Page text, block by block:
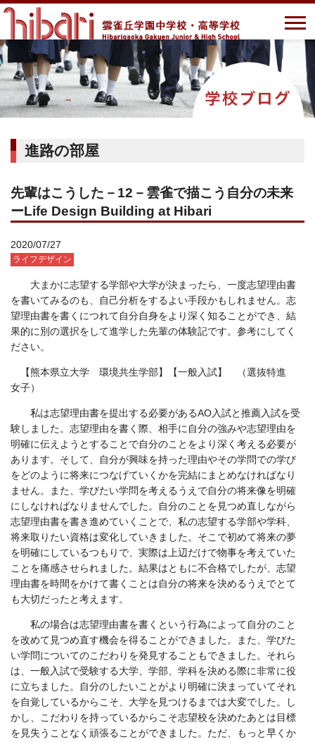
進路の部屋
先輩はこうした－12－雲雀で描こう自分の未来
ーLife Design Building at Hibari
2020/07/27
ライフデザイン
大まかに志望する学部や大学が決まったら、一度志望理由書
を書いてみるのも、自己分析をするよい手段かもしれません。志
望理由書を書くにつれて自分自身をより深く知ることができ、結
果的に別の選択をして進学した先輩の体験記です。参考にしてく
ださい。
【熊本県立大学 環境共生学部】【一般入試】 （選抜特進
女子）
私は志望理由書を提出する必要があるAO入試と推薦入試を受
験しました。志望理由を書く際、相手に自分の強みや志望理由を
明確に伝えようとすることで自分のことをより深く考える必要が
あります。そして、自分が興味を持った理由やその学問での学び
をどのように将来につなげていくかを完結にまとめなければなり
ません。また、学びたい学問を考えるうえで自分の将来像を明確
にしなければなりませんでした。自分のことを見つめ直しながら
志望理由書を書き進めていくことで、私の志望する学部や学科、
将来取りたい資格は変化していきました。そこで初めて将来の夢
を明確にしているつもりで、実際は上辺だけで物事を考えていた
ことを痛感させられました。結果はともに不合格でしたが、志望
理由書を時間をかけて書くことは自分の将来を決めるうえでとて
も大切だったと考えます。
私の場合は志望理由書を書くという行為によって自分のこと
を改めて見つめ直す機会を得ることができました。また、学びた
い学問についてのこだわりを発見することもできました。それら
は、一般入試で受験する大学、学部、学科を決める際に非常に役
に立ちました。自分のしたいことがより明確に決まっていてそれ
を自覚しているからこそ、大学を見つけるまでは大変でした。し
かし、こだわりを持っているからこそ志望校を決めたあとは目標
を見失うことなく頑張ることができました。ただ、もっと早くか